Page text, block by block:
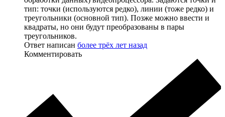
тип: точки (используются редко), линии (тоже редко) и
треугольники (основной тип). Позже можно ввести и
квадраты, но они будут преобразованы в пары
треугольников.
Ответ написан более трёх лет назад
Комментировать